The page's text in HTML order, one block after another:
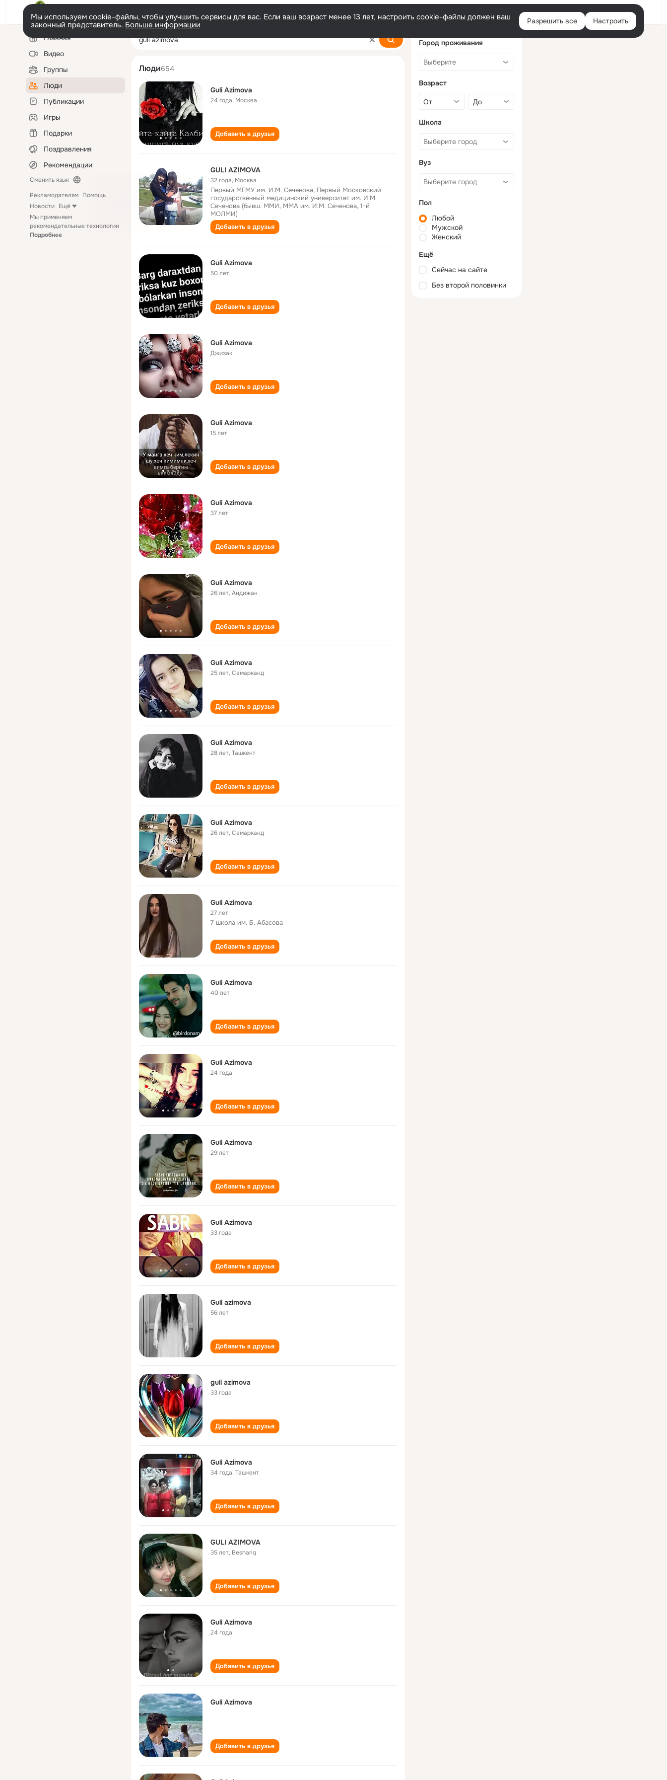
Войти
Мы используем cookie-файлы, чтобы улучшить сервисы для вас. Если ваш возраст менее 13 лет, настроить cookie-файлы должен ваш
законный представитель. Больше информации Разрешить все Настроить
Левая
колонкаГлавная
Видео
Группы
Люди
Публикации
Игры
Подарки
Поздравления
Рекомендации
Сменить язык
Рекламодателям Помощь
Новости Ещё
Мы применяем
рекомендательные технологии
Подробнее
guli azimova
Люди654
Guli Azimova
24 года, Москва
Добавить в друзья
GULI AZIMOVA
32 года, Москва
Первый МГМУ им. И.М. Сеченова, Первый Московский
государственный медицинский университет им. И.М.
Сеченова (бывш. ММИ, ММА им. И.М. Сеченова, 1-й
МОЛМИ)
Добавить в друзья
Guli Azimova
50 лет
Добавить в друзья
Guli Azimova
Джизак
Добавить в друзья
Guli Azimova
15 лет
Добавить в друзья
Guli Azimova
37 лет
Добавить в друзья
Guli Azimova
26 лет,Андижан
Добавить в друзья
Guli Azimova
25 лет,Самарканд
Добавить в друзья
Guli Azimova
28 лет,Ташкент
Добавить в друзья
Guli Azimova
26 лет,Самарканд
Добавить в друзья
Guli Azimova
27 лет
7 школа им. Б. Абасова
Добавить в друзья
Guli Azimova
40 лет
Добавить в друзья
Guli Azimova
24 года
Добавить в друзья
Guli Azimova
29 лет
Добавить в друзья
Guli Azimova
33 года
Добавить в друзья
Guli azimova
56 лет
Добавить в друзья
guli azimova
33 года
Добавить в друзья
Guli Azimova
34 года,Ташкент
Добавить в друзья
GULI AZIMOVA
35 лет, Beshariq
Добавить в друзья
Guli Azimova
24 года
Добавить в друзья
Guli Azimova
Добавить в друзья
Город проживания
Возраст
Школа
Вуз
Пол
Любой
Мужской
Женский
Ещё
Сейчас на сайте
Без второй половинки